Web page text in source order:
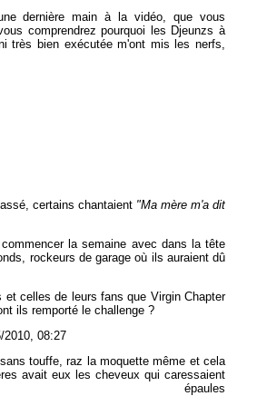
dernière main à la vidéo, que vous
comprendrez pourquoi les Djeunzs à
très bien exécutée m'ont mis les nerfs,
certains chantaient "Ma mère m'a dit
la semaine avec dans la tête
rockeurs de garage où ils auraient dû
celles de leurs fans que Virgin Chapter
ils remporté le challenge ?
2010, 08:27
touffe, raz la moquette même et cela
avait eux les cheveux qui caressaient